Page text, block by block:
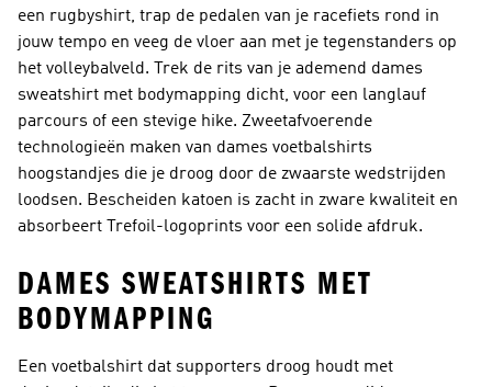
een rugbyshirt, trap de pedalen van je racefiets rond in
jouw tempo en veeg de vloer aan met je tegenstanders op
het volleybalveld. Trek de rits van je ademend dames
sweatshirt met bodymapping dicht, voor een langlauf
parcours of een stevige hike. Zweetafvoerende
technologieën maken van dames voetbalshirts
hoogstandjes die je droog door de zwaarste wedstrijden
loodsen. Bescheiden katoen is zacht in zware kwaliteit en
absorbeert Trefoil-logoprints voor een solide afdruk.
DAMES SWEATSHIRTS MET
BODYMAPPING
Een voetbalshirt dat supporters droog houdt met